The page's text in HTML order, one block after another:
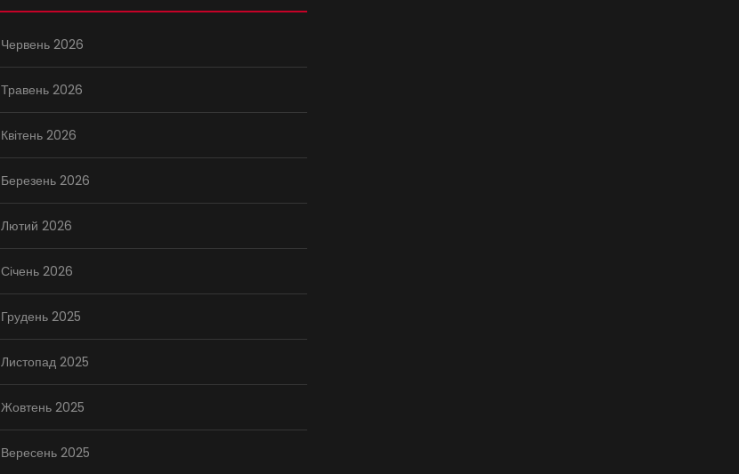
Червень 2026
Травень 2026
Квітень 2026
Березень 2026
Лютий 2026
Січень 2026
Грудень 2025
Листопад 2025
Жовтень 2025
Вересень 2025